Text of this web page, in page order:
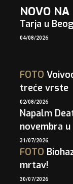
NOVO NA
Tarja u
04/08/2026
FOTO
treće vrste
02/08/2026
Napalm
novembra
31/07/2026
FOTO
mrtav!
30/07/2026